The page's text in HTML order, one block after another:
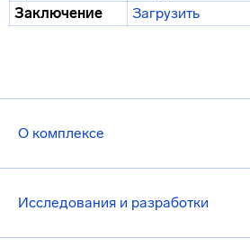
О комплексе
Исследования и разработки
Заключение
Загрузить